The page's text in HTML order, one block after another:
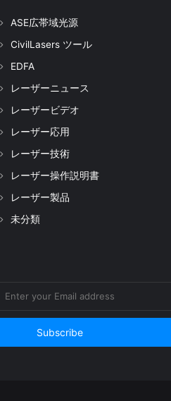
ASE広帯域光源
CivilLasers ツール
EDFA
レーザーニュース
レーザービデオ
レーザー応用
レーザー技術
レーザー操作説明書
レーザー製品
未分類